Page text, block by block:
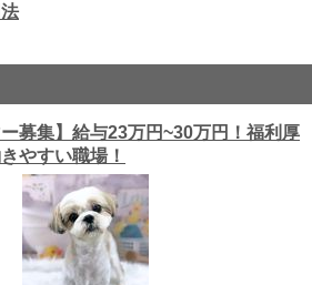
ー募集】給与23万円~30万円！福利厚
やすい職場！